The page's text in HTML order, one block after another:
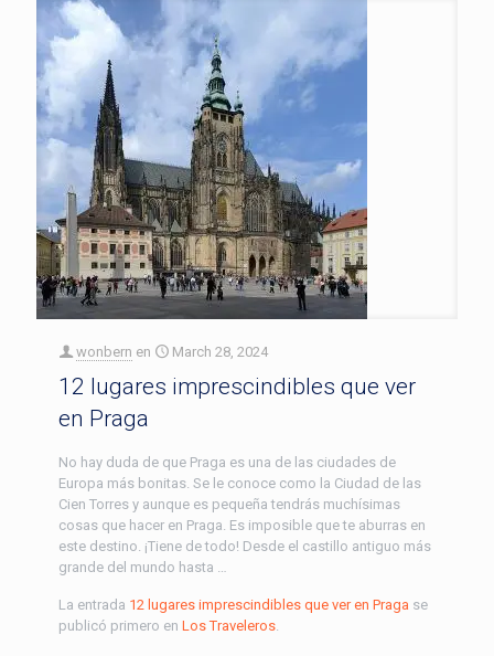
wonbern en March 28, 2024
12 lugares imprescindibles que ver
en Praga
No hay duda de que Praga es una de las ciudades de
Europa más bonitas. Se le conoce como la Ciudad de las
Cien Torres y aunque es pequeña tendrás muchísimas
cosas que hacer en Praga. Es imposible que te aburras en
este destino. ¡Tiene de todo! Desde el castillo antiguo más
grande del mundo hasta …
La entrada 12 lugares imprescindibles que ver en Praga se
publicó primero en Los Traveleros